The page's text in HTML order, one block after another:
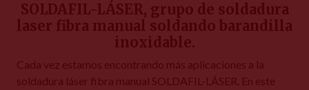
SOLDAFIL-LÁSER, grupo de soldadura
laser fibra manual soldando barandilla
inoxidable.
Cada vez estamos encontrando más aplicaciones a la
soldadura láser fibra manual SOLDAFIL-LÁSER. En este